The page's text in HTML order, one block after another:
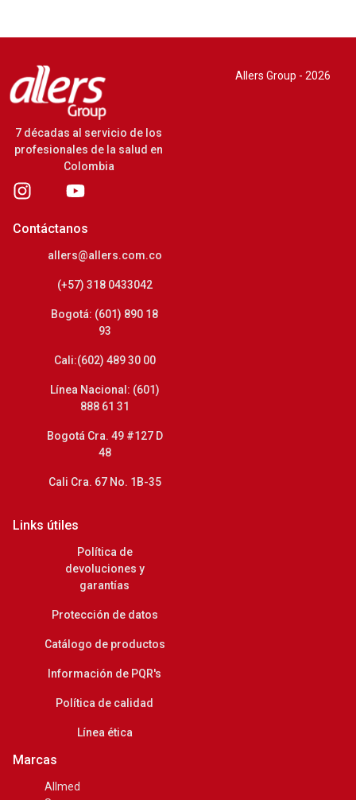
7 décadas al servicio de los
profesionales de la salud en
Colombia
Contáctanos
allers@allers.com.co
(+57) 318 0433042
Bogotá: (601) 890 18
93
Cali:(602) 489 30 00
Línea Nacional: (601)
888 61 31
Bogotá Cra. 49 #127 D
48
Cali Cra. 67 No. 1B-35
Links útiles
Política de
devoluciones y
garantías
Protección de datos
Catálogo de productos
Información de PQR's
Política de calidad
Línea ética
Marcas
Allmed
Allers Group - 2026